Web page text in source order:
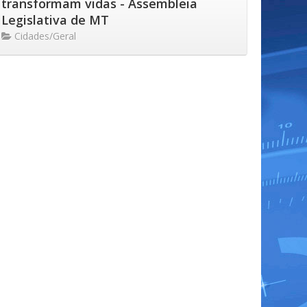
transformam vidas - Assembleia
Legislativa de MT
Cidades/Geral